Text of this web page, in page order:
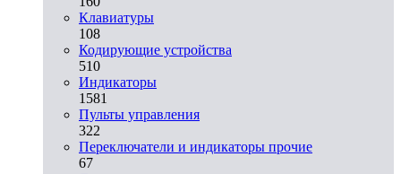
Клавиатуры
108
Кодирующие устройства
510
Индикаторы
1581
Пульты управления
322
Переключатели и индикаторы прочие
67